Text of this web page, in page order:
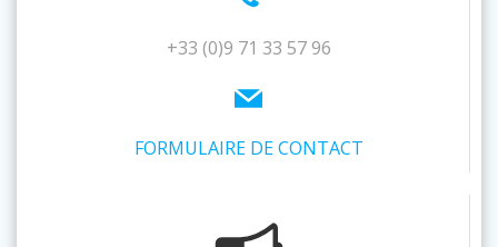
+33 (0)9 71 33 57 96
FORMULAIRE DE CONTACT